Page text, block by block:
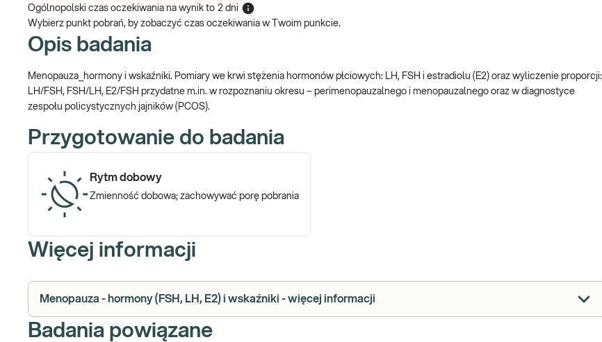
Ogólnopolski czas oczekiwania na wynik to 2 dni
Wybierz punkt pobrań, by zobaczyć czas oczekiwania w Twoim punkcie.
Opis badania
Menopauza_hormony i wskaźniki. Pomiary we krwi stężenia hormonów płciowych: LH, FSH i estradiolu (E2) oraz wyliczenie proporcji:
LH/FSH, FSH/LH, E2/FSH przydatne m.in. w rozpoznaniu okresu – perimenopauzalnego i menopauzalnego oraz w diagnostyce
zespołu policystycznych jajników (PCOS).
Przygotowanie do badania
Rytm dobowy
Zmienność dobowa; zachowywać porę pobrania
Więcej informacji
Menopauza - hormony (FSH, LH, E2) i wskaźniki - więcej informacji
Badania powiązane